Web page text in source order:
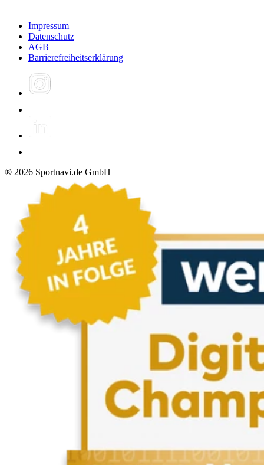
Impressum
Datenschutz
AGB
Barrierefreiheitserklärung
® 2026 Sportnavi.de GmbH